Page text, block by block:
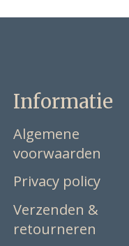
Informatie
Algemene
voorwaarden
Privacy policy
Verzenden &
retourneren